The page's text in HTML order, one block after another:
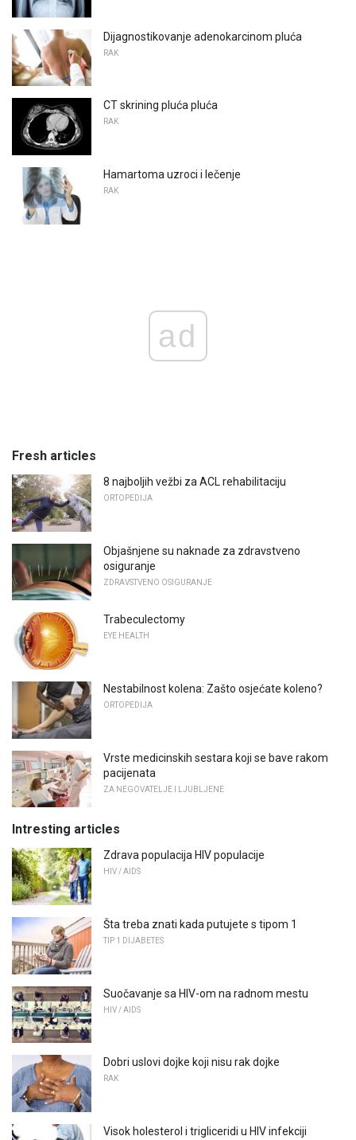
Dijagnostikovanje adenokarcinom pluća
RAK
CT skrining pluća pluća
RAK
Hamartoma uzroci i lečenje
RAK
ad
Fresh articles
8 najboljih vežbi za ACL rehabilitaciju
ORTOPEDIJA
Objašnjene su naknade za zdravstveno
osiguranje
ZDRAVSTVENO OSIGURANJE
Trabeculectomy
EYE HEALTH
Nestabilnost kolena: Zašto osjećate koleno?
ORTOPEDIJA
Vrste medicinskih sestara koji se bave rakom
pacijenata
ZA NEGOVATELJE I LJUBLJENE
Intresting articles
Zdrava populacija HIV populacije
HIV / AIDS
Šta treba znati kada putujete s tipom 1
TIP 1 DIJABETES
Suočavanje sa HIV-om na radnom mestu
HIV / AIDS
Dobri uslovi dojke koji nisu rak dojke
RAK
Visok holesterol i trigliceridi u HIV infekciji